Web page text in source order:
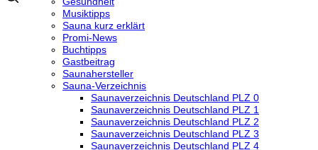
Musiktipps
Sauna kurz erklärt
Promi-News
Buchtipps
Gastbeitrag
Saunahersteller
Sauna-Verzeichnis
Saunaverzeichnis Deutschland PLZ 0
Saunaverzeichnis Deutschland PLZ 1
Saunaverzeichnis Deutschland PLZ 2
Saunaverzeichnis Deutschland PLZ 3
Saunaverzeichnis Deutschland PLZ 4